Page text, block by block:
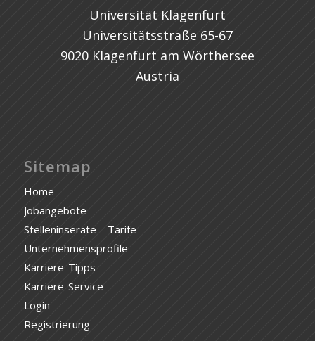
Universität Klagenfurt
Universitätsstraße 65-67
9020 Klagenfurt am Wörthersee
Austria
Sitemap
Home
Jobangebote
Stelleninserate – Tarife
Unternehmensprofile
Karriere-Tipps
Karriere-Service
Login
Registrierung